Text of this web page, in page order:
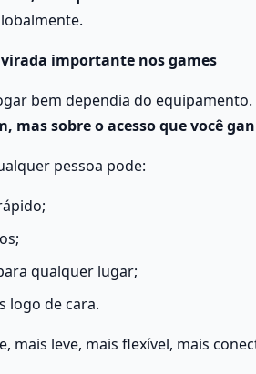
importante nos games
bem dependia do
mas sobre o acesso que você
pessoa pode:
qualquer lugar;
logo de cara.
mais leve, mais flexível, mais